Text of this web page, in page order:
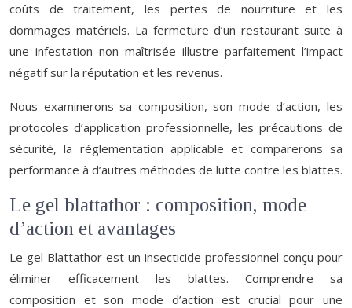
coûts de traitement, les pertes de nourriture et les
dommages matériels. La fermeture d’un restaurant suite à
une infestation non maîtrisée illustre parfaitement l’impact
négatif sur la réputation et les revenus.
Nous examinerons sa composition, son mode d’action, les
protocoles d’application professionnelle, les précautions de
sécurité, la réglementation applicable et comparerons sa
performance à d’autres méthodes de lutte contre les blattes.
Le gel blattathor : composition, mode
d’action et avantages
Le gel Blattathor est un insecticide professionnel conçu pour
éliminer efficacement les blattes. Comprendre sa
composition et son mode d’action est crucial pour une